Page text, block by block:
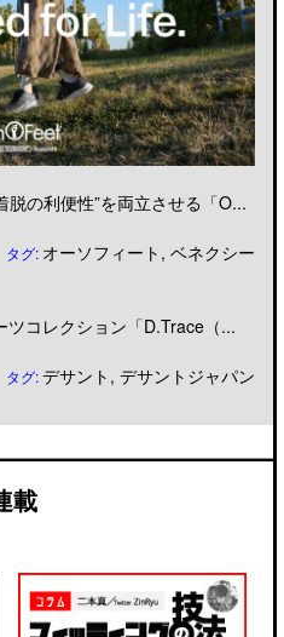
脱の利便性”を両立させる「O...
タグ: オーソフィート ,ベネクシー
ツコレクション「D.Trace（...
タグ:デサント ,デサントジャパン
載